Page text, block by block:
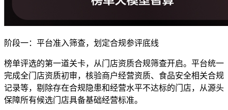
阶段一：平台准入筛查，划定合规参评底线
榜单评选的第一道关卡，从门店资质合规筛查开启。平台统一
完成全门店资质初审，核验商户经营资质、食品安全相关合规
记录等，剔除存在合规隐患和经营水平不达标的门店，从源头
保障所有候选门店具备基础经营标准。